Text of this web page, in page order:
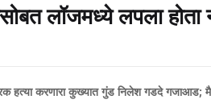
लॉजमध्ये लपला होता
हत्या करणारा कुख्यात गुंड निलेश गडदे गजाआड;